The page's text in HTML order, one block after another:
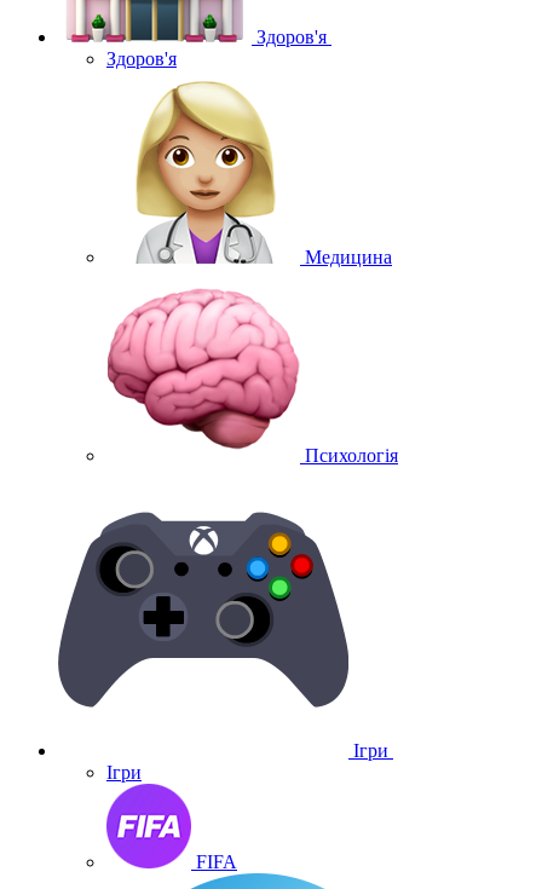
Здоров'я
Здоров'я
Медицина
Психологія
Ігри
Ігри
FIFA